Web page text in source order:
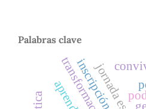
Palabras clave
inscripción.